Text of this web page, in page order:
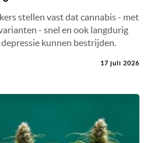
stellen vast dat cannabis - met
- snel en ook langdurig
kunnen bestrijden.
17 juli 2026